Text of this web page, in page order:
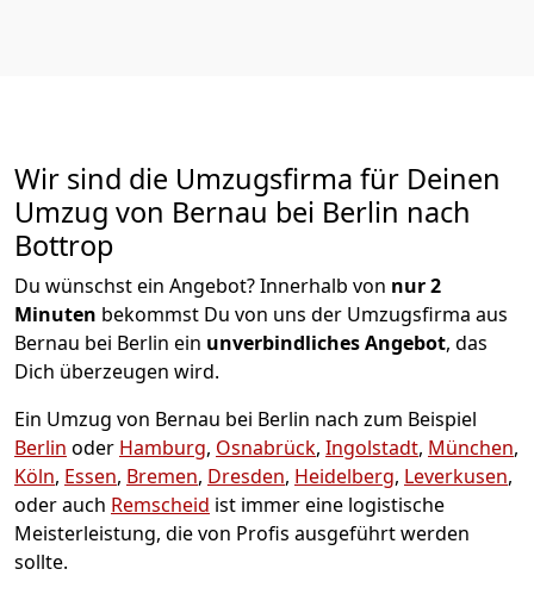
Wir sind die Umzugsfirma für Deinen
Umzug von Bernau bei Berlin nach
Bottrop
Du wünschst ein Angebot? Innerhalb von nur 2
Minuten bekommst Du von uns der Umzugsfirma aus
Bernau bei Berlin ein unverbindliches Angebot, das
Dich überzeugen wird.
Ein Umzug von Bernau bei Berlin nach zum Beispiel
Berlin oder Hamburg, Osnabrück, Ingolstadt, München,
Köln, Essen, Bremen, Dresden, Heidelberg, Leverkusen,
oder auch Remscheid ist immer eine logistische
Meisterleistung, die von Profis ausgeführt werden
sollte.